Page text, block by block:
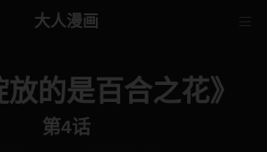
大人漫画
放的是百合之花》
第4话